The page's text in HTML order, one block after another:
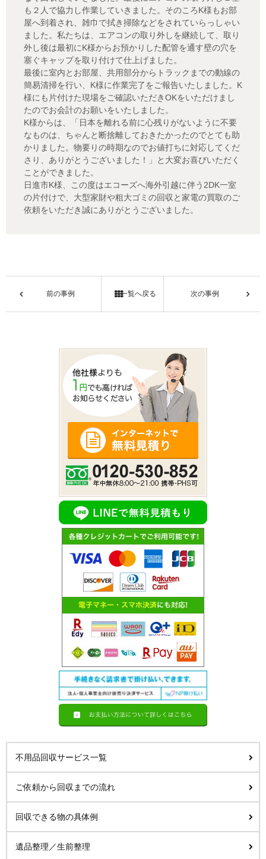
も２人で協力し作業していきました。そのころK様もお部
屋へ到着され、雑巾で拭き掃除などをされていらっしゃい
ました。私たちは、エアコンの取り外しを継続して、取り
外し後は最初にK様からお預かりした配管を通す壁の穴を
塞ぐキャップを取り付けて仕上げました。
最後に室内とお部屋、共用部分からトラックまでの動線の
簡易清掃を行い、K様に作業完了をご報告いたしました。K
様にも片付けた現場をご確認いただきOKをいただけまし
たのでお会計のお願いをいたしました。
K様からは、「日本を離れる前に心残りがないように不要
なものは、ちゃんと断捨離しておきたかったのでとても助
かりました。物要りの時期なのでお値打ちに対応してくだ
さり、ありがとうございました！」と大変お喜びいただく
ことができました。
日進市K様、この度はエコーズへ海外引越に伴う2DK一室
の片付けで、大型家財や粗大ゴミの回収と家電の買取のご
依頼をいただき誠にありがとうございました。
前の事例 一覧へ戻る 次の事例
不用品回収サービス一覧
ご依頼から回収までの流れ
回収できる物の具体例
遺品整理／生前整理